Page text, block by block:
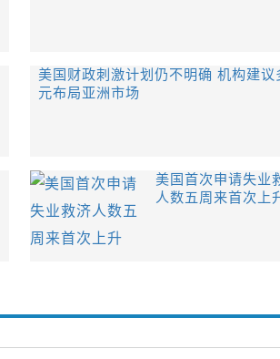
美国财政刺激计划仍不明确 机构建议
元布局亚洲市场
美国首次申请失业
人数五周来首次上